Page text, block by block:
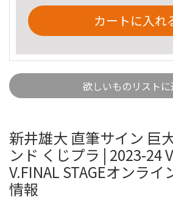
カートに入れ
欲しいものリストに
新井雄大 直筆サイン 巨
ンド くじプラ | 2023-24
V.FINAL STAGEオンラ
情報